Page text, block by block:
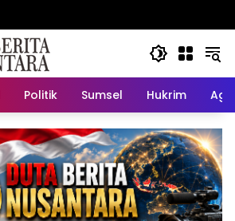
Politik Sumsel Hukrim